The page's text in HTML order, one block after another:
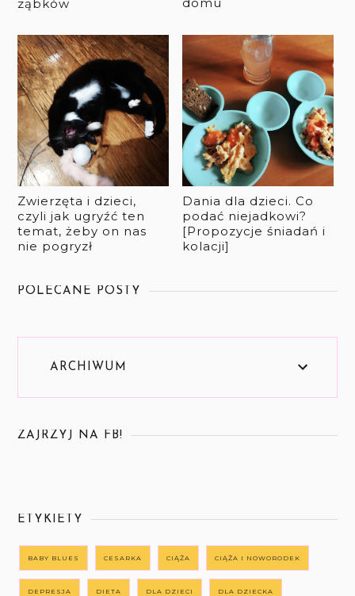
ząbków
Zwierzęta i dzieci,
czyli jak ugryźć ten
temat, żeby on nas
nie pogryzł
Dania dla dzieci. Co
podać niejadkowi?
[Propozycje śniadań i
kolacji]
POLECANE POSTY
ARCHIWUM
ZAJRZYJ NA FB!
ETYKIETY
BABY BLUES CESARKA CIĄŻA CIĄŻA I NOWORODEK
DEPRESJA DIETA DLA DZIECI DLA DZIECKA